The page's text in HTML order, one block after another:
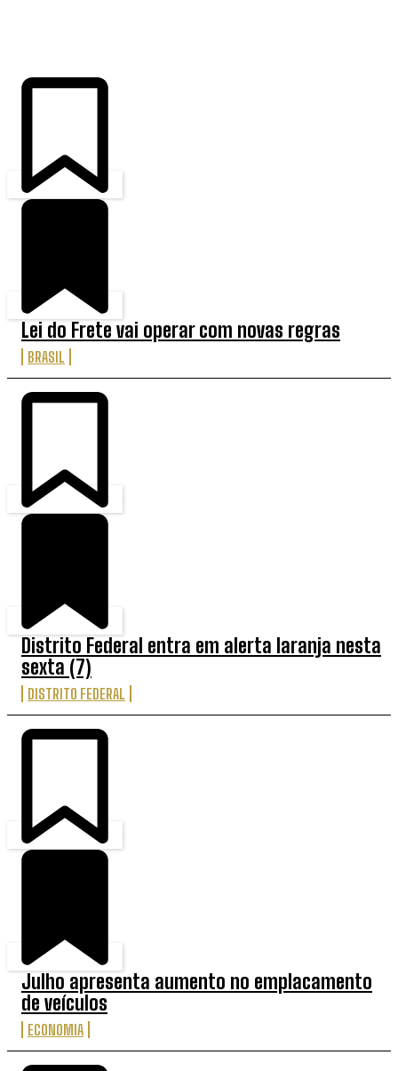
Lei do Frete vai operar com novas regras
BRASIL
Distrito Federal entra em alerta laranja nesta
sexta (7)
DISTRITO FEDERAL
Julho apresenta aumento no emplacamento
de veículos
ECONOMIA